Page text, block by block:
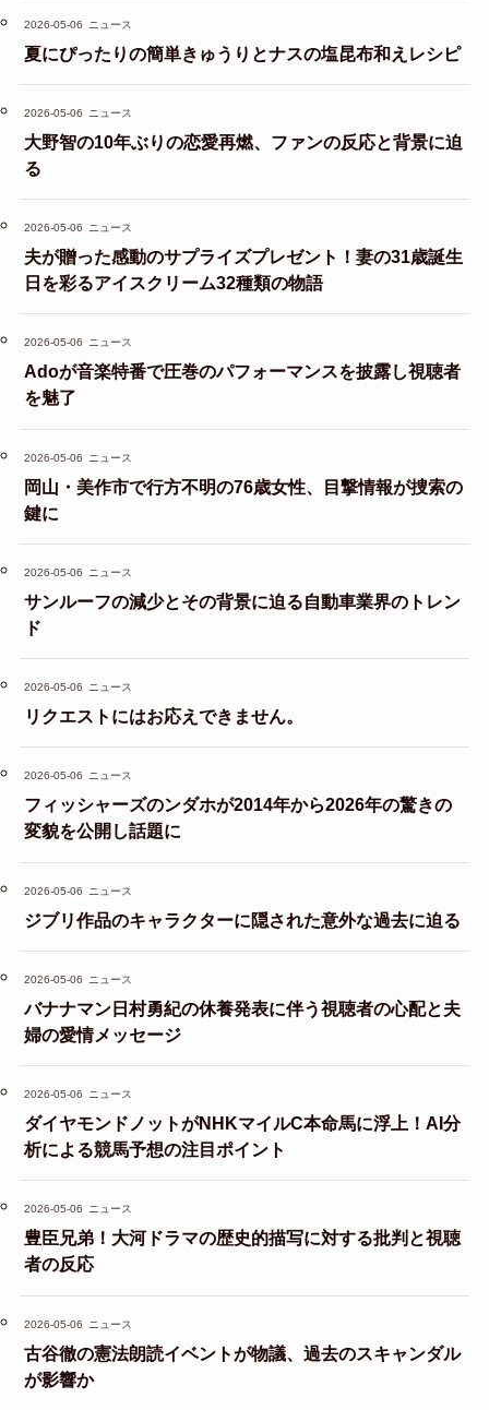
2026-05-06 ニュース
夏にぴったりの簡単きゅうりとナスの塩昆布和えレシピ
2026-05-06 ニュース
大野智の10年ぶりの恋愛再燃、ファンの反応と背景に迫
る
2026-05-06 ニュース
夫が贈った感動のサプライズプレゼント！妻の31歳誕生
日を彩るアイスクリーム32種類の物語
2026-05-06 ニュース
Adoが音楽特番で圧巻のパフォーマンスを披露し視聴者
を魅了
2026-05-06 ニュース
岡山・美作市で行方不明の76歳女性、目撃情報が捜索の
鍵に
2026-05-06 ニュース
サンルーフの減少とその背景に迫る自動車業界のトレン
ド
2026-05-06 ニュース
リクエストにはお応えできません。
2026-05-06 ニュース
フィッシャーズのンダホが2014年から2026年の驚きの
変貌を公開し話題に
2026-05-06 ニュース
ジブリ作品のキャラクターに隠された意外な過去に迫る
2026-05-06 ニュース
バナナマン日村勇紀の休養発表に伴う視聴者の心配と夫
婦の愛情メッセージ
2026-05-06 ニュース
ダイヤモンドノットがNHKマイルC本命馬に浮上！AI分
析による競馬予想の注目ポイント
2026-05-06 ニュース
豊臣兄弟！大河ドラマの歴史的描写に対する批判と視聴
者の反応
2026-05-06 ニュース
古谷徹の憲法朗読イベントが物議、過去のスキャンダル
が影響か